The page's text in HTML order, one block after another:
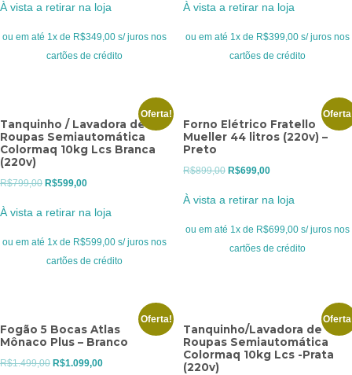
era:
R$499,00.
atual
é:
R$349,00.
À vista a retirar na loja
ou em até 1x de R$349,00 s/ juros nos
cartões de crédito
era:
R$469,00.
atual
é:
R$399,00.
À vista a retirar na loja
ou em até 1x de R$399,00 s/ juros nos
cartões de crédito
Oferta!
Tanquinho / Lavadora de
Roupas Semiautomática
Colormaq 10kg Lcs Branca
(220v)
R$799,00 O
original
era:
R$799,00.
R$599,00O
atual
é:
R$599,00.
À vista a retirar na loja
ou em até 1x de R$599,00 s/ juros nos
cartões de crédito
Forno Elétrico Fratello
Mueller 44 litros (220v) –
Preto
R$899,00 O
original
era:
R$899,00.
R$699,00O
atual
é:
R$699,00.
À vista a retirar na loja
ou em até 1x de R$699,00 s/ juros nos
cartões de crédito
Oferta!
Fogão 5 Bocas Atlas
Mônaco Plus – Branco
R$1.499,00 O
R$1.099,00O
Tanquinho/Lavadora de
Roupas Semiautomática
Colormaq 10kg Lcs -Prata
(220v)